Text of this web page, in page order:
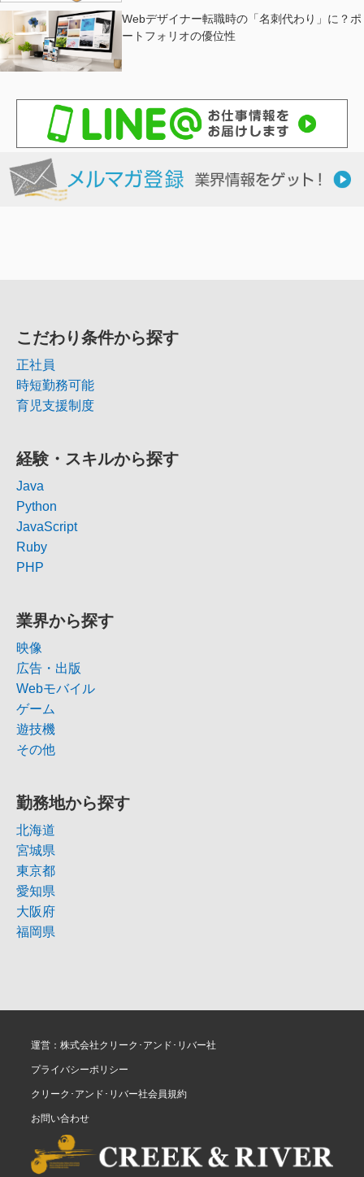
Webデザイナー転職時の「名刺代わり」に？ポ
ートフォリオの優位性
こだわり条件から探す
正社員
時短勤務可能
育児支援制度
経験・スキルから探す
Java
Python
JavaScript
Ruby
PHP
業界から探す
映像
広告・出版
Webモバイル
ゲーム
遊技機
その他
勤務地から探す
北海道
宮城県
東京都
愛知県
大阪府
福岡県
運営：株式会社クリーク･アンド･リバー社
プライバシーポリシー
クリーク･アンド･リバー社会員規約
お問い合わせ